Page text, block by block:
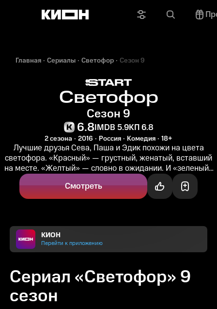
Главная Сериалы Светофор Сезон 9
Светофор
Сезон 9
6.8IMDB 5.9КП 6.8
2 сезона 2016 Россия Комедия 18+
Лучшие друзья Сева, Паша и Эдик похожи на цвета
светофора. «Красный» — грустный, женатый, вставший
на месте. «Желтый» — словно в ожидании. И «зеленый»
— драйвовый, без...
Смотреть
КИОН
Перейти к приложению
Сериал «Светофор» 9
сезон